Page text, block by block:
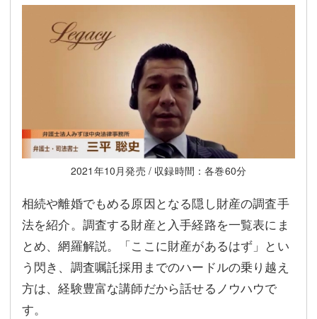
2021年10月発売 / 収録時間：各巻60分
相続や離婚でもめる原因となる隠し財産の調査手
法を紹介。調査する財産と入手経路を一覧表にま
とめ、網羅解説。「ここに財産があるはず」とい
う閃き、調査嘱託採用までのハードルの乗り越え
方は、経験豊富な講師だから話せるノウハウで
す。